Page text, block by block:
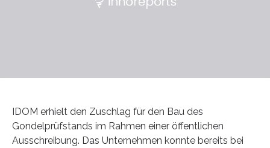
IDOM erhielt den Zuschlag für den Bau des
Gondelprüfstands im Rahmen einer öffentlichen
Ausschreibung. Das Unternehmen konnte bereits bei